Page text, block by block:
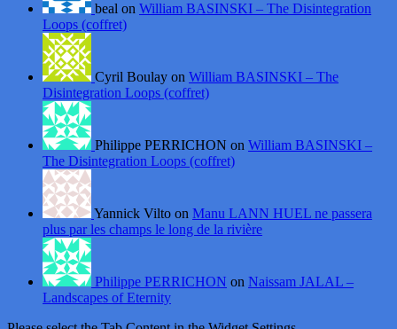
beal on William BASINSKI – The Disintegration
Loops (coffret)
Cyril Boulay on William BASINSKI – The
Disintegration Loops (coffret)
Philippe PERRICHON on William BASINSKI –
The Disintegration Loops (coffret)
Yannick Vilto on Manu LANN HUEL ne passera
plus par les champs le long de la rivière
Philippe PERRICHON on Naissam JALAL –
Landscapes of Eternity